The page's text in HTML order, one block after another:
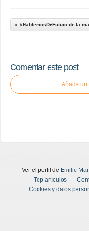
#HablemosDeFuturo de la
Comentar este post
Añade un
Ver el perfil de Emilio
Top artículos
Cookies y datos